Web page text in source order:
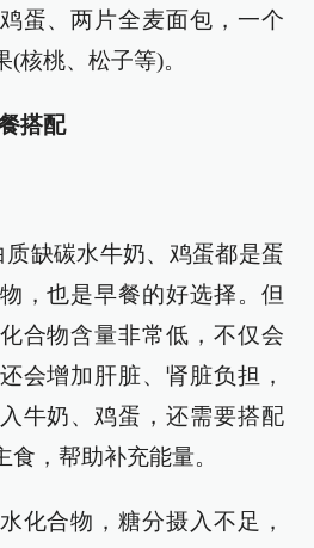
蛋、两片全麦面包，一个
核桃、松子等)。
搭配
缺碳水牛奶、鸡蛋都是蛋
，也是早餐的好选择。但
合物含量非常低，不仅会
会增加肝脏、肾脏负担，
牛奶、鸡蛋，还需要搭配
，帮助补充能量。
化合物，糖分摄入不足，